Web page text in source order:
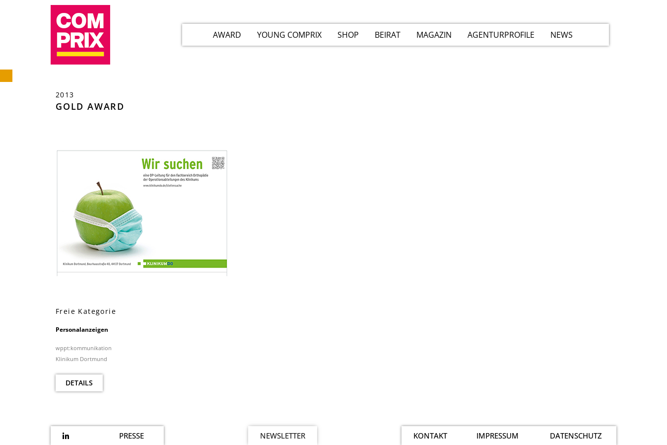
BEIRAT MAGAZIN
AWARD YOUNG COMPRIX SHOP AGENTURPROFILE NEWS
2013
GOLD AWARD
Freie Kategorie
Personalanzeigen
wppt:kommunikation
Klinikum Dortmund
DETAILS
PRESSE NEWSLETTER KONTAKT IMPRESSUM DATENSCHUTZ